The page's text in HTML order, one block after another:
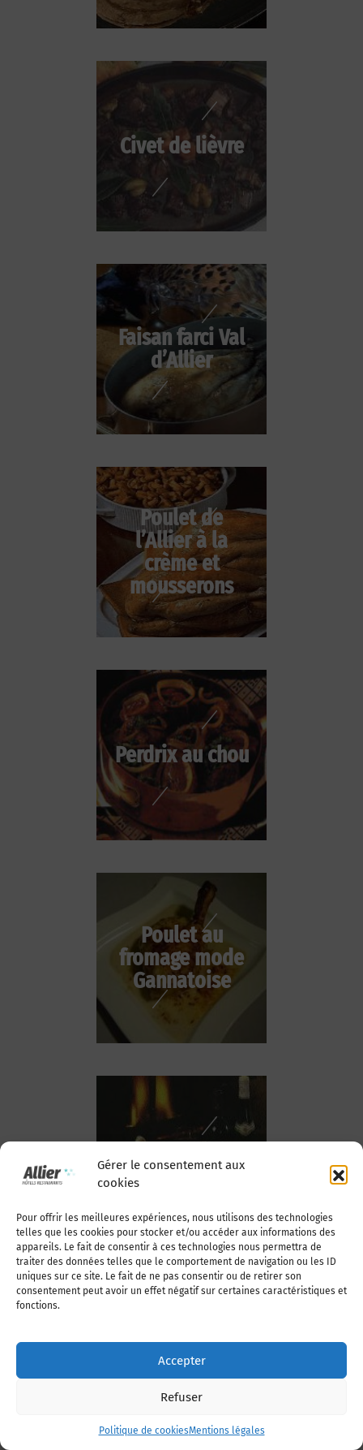
Gérer le consentement aux
cookies
Pour offrir les meilleures expériences, nous utilisons des technologies
telles que les cookies pour stocker et/ou accéder aux informations des
appareils. Le fait de consentir à ces technologies nous permettra de
traiter des données telles que le comportement de navigation ou les ID
uniques sur ce site. Le fait de ne pas consentir ou de retirer son
consentement peut avoir un effet négatif sur certaines caractéristiques et
fonctions.
Accepter
Refuser
Politique de cookiesMentions légales
Civet de lièvre
Faisan farci Val
d’Allier
Poulet de
l’Allier à la
crème et
mousserons
Perdrix au chou
Poulet au
fromage mode
Gannatoise
Poulet Vichy
Poulet de
l’Allier dans sa
croûte de sel